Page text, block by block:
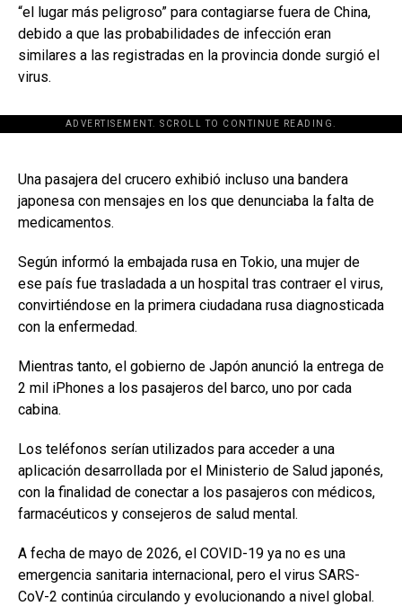
“el lugar más peligroso” para contagiarse fuera de China,
debido a que las probabilidades de infección eran
similares a las registradas en la provincia donde surgió el
virus.
ADVERTISEMENT. SCROLL TO CONTINUE READING.
[adsforwp id="243463"]
Una pasajera del crucero exhibió incluso una bandera
japonesa con mensajes en los que denunciaba la falta de
medicamentos.
Según informó la embajada rusa en Tokio, una mujer de
ese país fue trasladada a un hospital tras contraer el virus,
convirtiéndose en la primera ciudadana rusa diagnosticada
con la enfermedad.
Mientras tanto, el gobierno de Japón anunció la entrega de
2 mil iPhones a los pasajeros del barco, uno por cada
cabina.
Los teléfonos serían utilizados para acceder a una
aplicación desarrollada por el Ministerio de Salud japonés,
con la finalidad de conectar a los pasajeros con médicos,
farmacéuticos y consejeros de salud mental.
A fecha de mayo de 2026, el COVID-19 ya no es una
emergencia sanitaria internacional, pero el virus SARS-
CoV-2 continúa circulando y evolucionando a nivel global.